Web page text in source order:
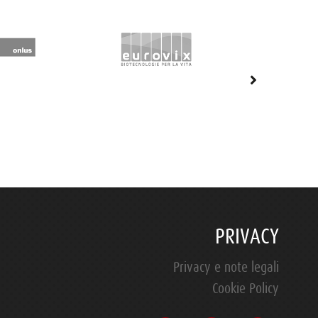
PRIVACY
Privacy e note legali
Cookie Policy